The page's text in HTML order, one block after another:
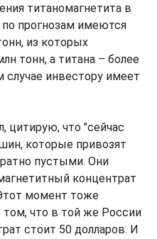
титаномагнетита в
прогнозам имеются
из которых
тонн, а титана – более
случае инвестору имеет
цитирую, что "сейчас
которые привозят
пустыми. Они
концентрат
момент тоже
что в той же России
стоит 50 долларов. И